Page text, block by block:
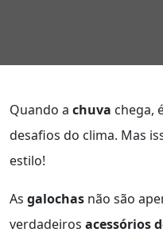
Quando a chuva chega,
desafios do clima. Mas
estilo!
As galochas não são
verdadeiros acessórios